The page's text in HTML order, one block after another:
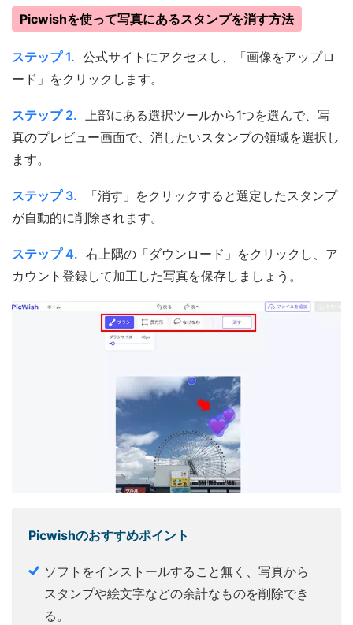
Picwishを使って写真にあるスタンプを消す方法
ステップ 1. 公式サイトにアクセスし、「画像をアップロ
ード」をクリックします。
ステップ 2.
上部にある選択ツールから1つを選んで、写
真のプレビュー画面で、消したいスタンプの領域を選択し
ます。
ステップ 3.
「消す」をクリックすると選定したスタンプ
が自動的に削除されます。
ステップ 4. 右上隅の「ダウンロード」をクリックし、ア
カウント登録して加工した写真を保存しましょう。
Picwishのおすすめポイント
ソフトをインストールすること無く、写真から
スタンプや絵文字などの余計なものを削除でき
る。